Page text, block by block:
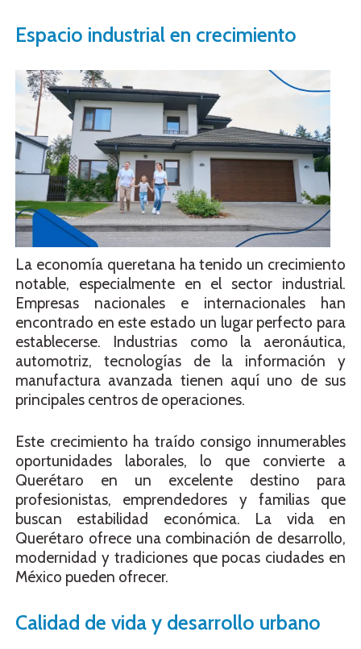
Espacio industrial en crecimiento
La economía queretana ha tenido un crecimiento
notable, especialmente en el sector industrial.
Empresas nacionales e internacionales han
encontrado en este estado un lugar perfecto para
establecerse. Industrias como la aeronáutica,
automotriz, tecnologías de la información y
manufactura avanzada tienen aquí uno de sus
principales centros de operaciones.
Este crecimiento ha traído consigo innumerables
oportunidades laborales, lo que convierte a
Querétaro en un excelente destino para
profesionistas, emprendedores y familias que
buscan estabilidad económica. La vida en
Querétaro ofrece una combinación de desarrollo,
modernidad y tradiciones que pocas ciudades en
México pueden ofrecer.
Calidad de vida y desarrollo urbano